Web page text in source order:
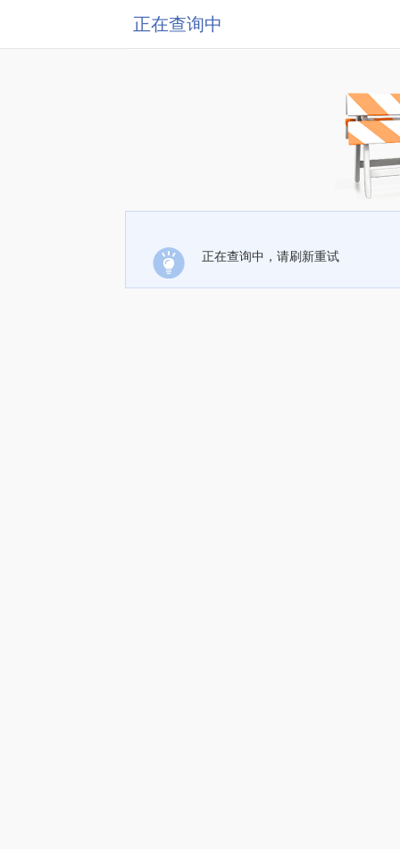
正在查询中
正在查询中，请刷新重试